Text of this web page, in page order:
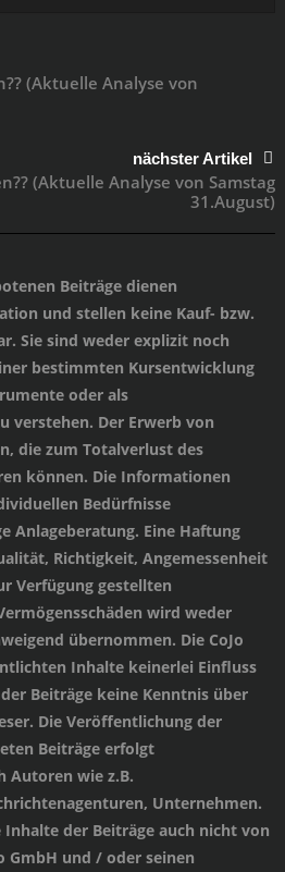
(Aktuelle Analyse von
nächster Artikel
(Aktuelle Analyse von Samstag
31.August)
Beiträge dienen
und stellen keine Kauf- bzw.
Sie sind weder explizit noch
bestimmten Kursentwicklung
oder als
verstehen. Der Erwerb von
die zum Totalverlust des
können. Die Informationen
Bedürfnisse
Anlageberatung. Eine Haftung
Richtigkeit, Angemessenheit
Verfügung gestellten
wird weder
übernommen. Die CoJo
Inhalte keinerlei Einfluss
Beiträge keine Kenntnis über
Die Veröffentlichung der
Beiträge erfolgt
Autoren wie z.B.
Unternehmen.
der Beiträge auch nicht von
GmbH und / oder seinen